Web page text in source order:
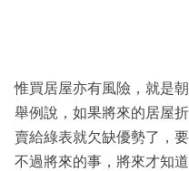
惟買居屋亦有風險，就是朝
舉例說，如果將來的居屋
賣給綠表就欠缺優勢了，
不過將來的事，將來才知